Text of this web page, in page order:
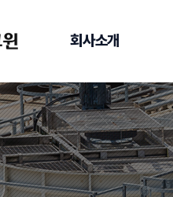
회사소개